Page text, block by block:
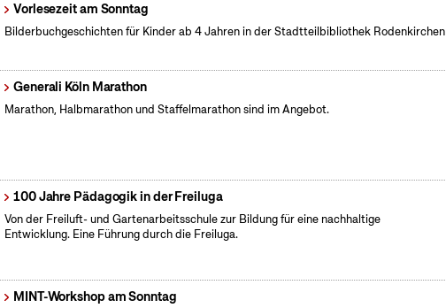
Vorlesezeit am Sonntag
Bilderbuchgeschichten für Kinder ab 4 Jahren in der Stadtteilbibliothek Rodenkirchen
Generali Köln Marathon
Marathon, Halbmarathon und Staffelmarathon sind im Angebot.
100 Jahre Pädagogik in der Freiluga
Von der Freiluft- und Gartenarbeitsschule zur Bildung für eine nachhaltige
Entwicklung. Eine Führung durch die Freiluga.
MINT-Workshop am Sonntag